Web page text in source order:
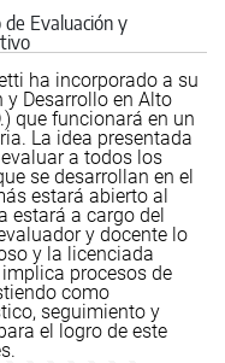
ha incorporado a su
Desarrollo en Alto
que funcionará en un
La idea presentada
a todos los
se desarrollan en el
estará abierto al
estará a cargo del
y docente lo
y la licenciada
procesos de
como
seguimiento y
el logro de este